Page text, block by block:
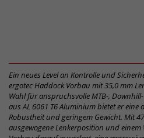
Ein neues Level an Kontrolle und
ergotec Haddock Vorbau mit 35,0 mm
Wahl für anspruchsvolle MTB-,
aus AL 6061 T6 Aluminium bietet er
Robustheit und geringem Gewicht. Mit
ausgewogene Lenkerposition und